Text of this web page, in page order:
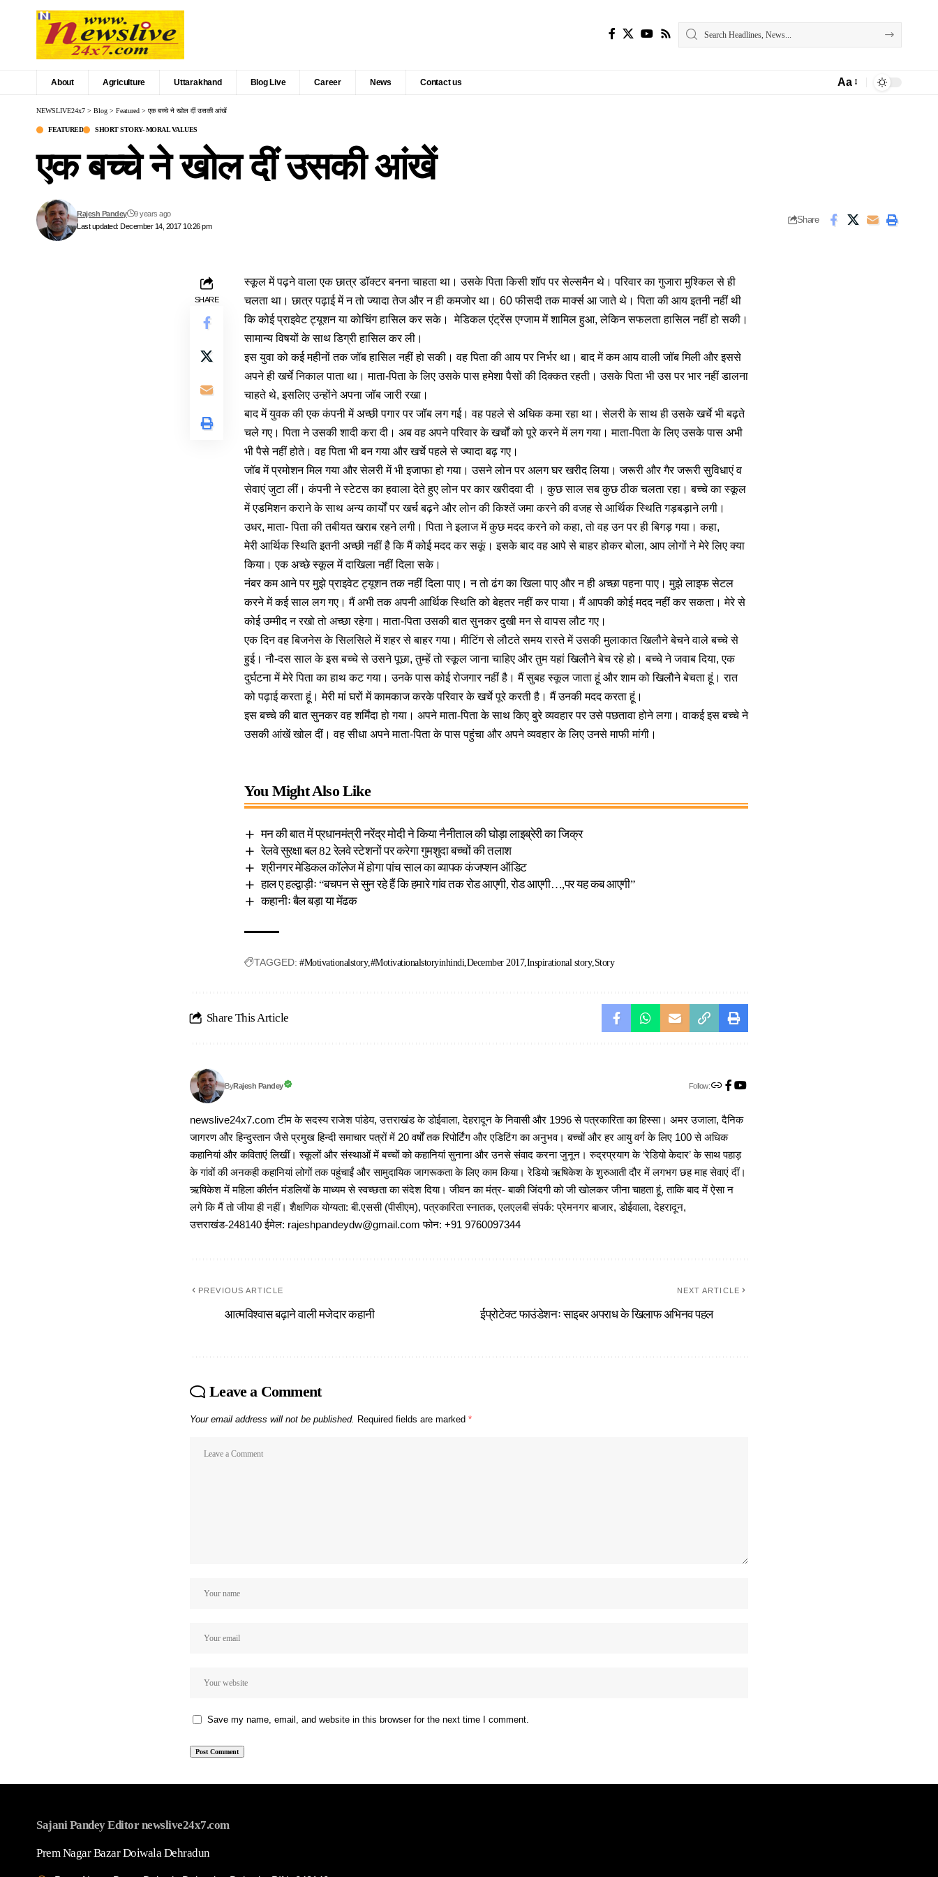
About Agriculture Uttarakhand Blog Live Career News Contact us Aa
NEWSLIVE24x7 > Blog > Featured > एक बच्चे ने खोल दीं उसकी आंखें
FEATURED SHORT STORY- MORAL VALUES
एक बच्चे ने खोल दीं उसकी आंखें
Last updated: December 14, 2017 10:26 pm
Rajesh Pandey 9 years ago
Share
SHARE
स्कूल में पढ़ने वाला एक छात्र डॉक्टर बनना चाहता था। उसके पिता किसी शॉप पर सेल्समैन थे। परिवार का गुजारा मुश्किल से ही
चलता था। छात्र पढ़ाई में न तो ज्यादा तेज और न ही कमजोर था। 60 फीसदी तक मार्क्स आ जाते थे। पिता की आय इतनी नहीं थी
कि कोई प्राइवेट ट्यूशन या कोचिंग हासिल कर सके। मेडिकल एंट्रेंस एग्जाम में शामिल हुआ, लेकिन सफलता हासिल नहीं हो सकी।
सामान्य विषयों के साथ डिग्री हासिल कर ली।
इस युवा को कई महीनों तक जॉब हासिल नहीं हो सकी। वह पिता की आय पर निर्भर था। बाद में कम आय वाली जॉब मिली और इससे
अपने ही खर्चे निकाल पाता था। माता-पिता के लिए उसके पास हमेशा पैसों की दिक्कत रहती। उसके पिता भी उस पर भार नहीं डालना
चाहते थे, इसलिए उन्होंने अपना जॉब जारी रखा।
बाद में युवक की एक कंपनी में अच्छी पगार पर जॉब लग गई। वह पहले से अधिक कमा रहा था। सेलरी के साथ ही उसके खर्चे भी बढ़ते
चले गए। पिता ने उसकी शादी करा दी। अब वह अपने परिवार के खर्चों को पूरे करने में लग गया। माता-पिता के लिए उसके पास अभी
भी पैसे नहीं होते। वह पिता भी बन गया और खर्चे पहले से ज्यादा बढ़ गए।
जॉब में प्रमोशन मिल गया और सेलरी में भी इजाफा हो गया। उसने लोन पर अलग घर खरीद लिया। जरूरी और गैर जरूरी सुविधाएं व
सेवाएं जुटा लीं। कंपनी ने स्टेटस का हवाला देते हुए लोन पर कार खरीदवा दी । कुछ साल सब कुछ ठीक चलता रहा। बच्चे का स्कूल
में एडमिशन कराने के साथ अन्य कार्यों पर खर्च बढ़ने और लोन की किश्तें जमा करने की वजह से आर्थिक स्थिति गड़बड़ाने लगी।
उधर, माता- पिता की तबीयत खराब रहने लगी। पिता ने इलाज में कुछ मदद करने को कहा, तो वह उन पर ही बिगड़ गया। कहा,
मेरी आर्थिक स्थिति इतनी अच्छी नहीं है कि मैं कोई मदद कर सकूं। इसके बाद वह आपे से बाहर होकर बोला, आप लोगों ने मेरे लिए क्या
किया। एक अच्छे स्कूल में दाखिला नहीं दिला सके।
नंबर कम आने पर मुझे प्राइवेट ट्यूशन तक नहीं दिला पाए। न तो ढंग का खिला पाए और न ही अच्छा पहना पाए। मुझे लाइफ सेटल
करने में कई साल लग गए। मैं अभी तक अपनी आर्थिक स्थिति को बेहतर नहीं कर पाया। मैं आपकी कोई मदद नहीं कर सकता। मेरे से
कोई उम्मीद न रखो तो अच्छा रहेगा। माता-पिता उसकी बात सुनकर दुखी मन से वापस लौट गए।
एक दिन वह बिजनेस के सिलसिले में शहर से बाहर गया। मीटिंग से लौटते समय रास्ते में उसकी मुलाकात खिलौने बेचने वाले बच्चे से
हुई। नौ-दस साल के इस बच्चे से उसने पूछा, तुम्हें तो स्कूल जाना चाहिए और तुम यहां खिलौने बेच रहे हो। बच्चे ने जवाब दिया, एक
दुर्घटना में मेरे पिता का हाथ कट गया। उनके पास कोई रोजगार नहीं है। मैं सुबह स्कूल जाता हूं और शाम को खिलौने बेचता हूं। रात
को पढ़ाई करता हूं। मेरी मां घरों में कामकाज करके परिवार के खर्चे पूरे करती है। मैं उनकी मदद करता हूं।
इस बच्चे की बात सुनकर वह शर्मिंदा हो गया। अपने माता-पिता के साथ किए बुरे व्यवहार पर उसे पछतावा होने लगा। वाकई इस बच्चे ने
उसकी आंखें खोल दीं। वह सीधा अपने माता-पिता के पास पहुंचा और अपने व्यवहार के लिए उनसे माफी मांगी।
You Might Also Like
मन की बात में प्रधानमंत्री नरेंद्र मोदी ने किया नैनीताल की घोड़ा लाइब्रेरी का जिक्र
रेलवे सुरक्षा बल 82 रेलवे स्टेशनों पर करेगा गुमशुदा बच्चों की तलाश
श्रीनगर मेडिकल कॉलेज में होगा पांच साल का व्यापक कंजप्शन ऑडिट
हाल ए हल्द्वाड़ीः “बचपन से सुन रहे हैं कि हमारे गांव तक रोड आएगी, रोड आएगी…,पर यह कब आएगी”
कहानीः बैल बड़ा या मेंढक
TAGGED: #Motivationalstory #Motivationalstoryinhindi December 2017 Inspirational story Story
Share This Article
ByRajesh Pandey Follow:
newslive24x7.com टीम के सदस्य राजेश पांडेय, उत्तराखंड के डोईवाला, देहरादून के निवासी और 1996 से पत्रकारिता का हिस्सा। अमर उजाला, दैनिक
जागरण और हिन्दुस्तान जैसे प्रमुख हिन्दी समाचार पत्रों में 20 वर्षों तक रिपोर्टिंग और एडिटिंग का अनुभव। बच्चों और हर आयु वर्ग के लिए 100 से अधिक
कहानियां और कविताएं लिखीं। स्कूलों और संस्थाओं में बच्चों को कहानियां सुनाना और उनसे संवाद करना जुनून। रुद्रप्रयाग के ‘रेडियो केदार’ के साथ पहाड़
के गांवों की अनकही कहानियां लोगों तक पहुंचाईं और सामुदायिक जागरूकता के लिए काम किया। रेडियो ऋषिकेश के शुरुआती दौर में लगभग छह माह सेवाएं दीं।
ऋषिकेश में महिला कीर्तन मंडलियों के माध्यम से स्वच्छता का संदेश दिया। जीवन का मंत्र- बाकी जिंदगी को जी खोलकर जीना चाहता हूं, ताकि बाद में ऐसा न
लगे कि मैं तो जीया ही नहीं। शैक्षणिक योग्यता: बी.एससी (पीसीएम), पत्रकारिता स्नातक, एलएलबी संपर्क: प्रेमनगर बाजार, डोईवाला, देहरादून,
उत्तराखंड-248140 ईमेल: rajeshpandeydw@gmail.com फोन: +91 9760097344
PREVIOUS ARTICLE
आत्मविश्वास बढ़ाने वाली मजेदार कहानी
NEXT ARTICLE
ईप्रोटेक्ट फाउंडेशनः साइबर अपराध के खिलाफ अभिनव पहल
Leave a Comment
Your email address will not be published. Required fields are marked *
Save my name, email, and website in this browser for the next time I comment.
Sajani Pandey Editor newslive24x7.com
Prem Nagar Bazar Doiwala Dehradun